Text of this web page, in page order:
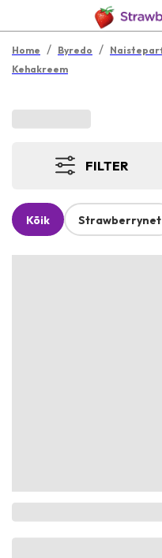
Home / Byredo /
Kehakreem
FILTER
Kõik Strawberrynet